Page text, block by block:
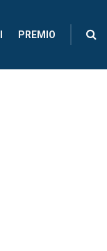
PREMIO